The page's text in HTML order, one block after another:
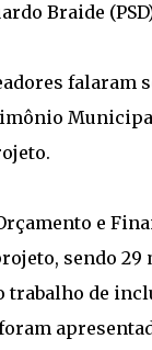
Braide
falaram
e
sendo
de